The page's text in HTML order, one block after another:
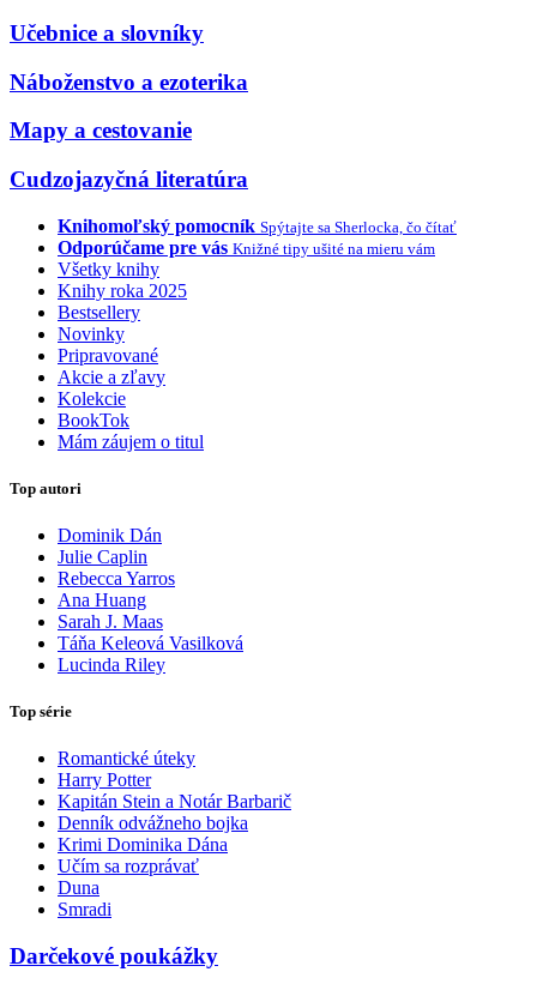
Učebnice a slovníky
Náboženstvo a ezoterika
Mapy a cestovanie
Cudzojazyčná literatúra
Knihomoľský pomocník Spýtajte sa Sherlocka, čo čítať
Odporúčame pre vás Knižné tipy ušité na mieru vám
Všetky knihy
Knihy roka 2025
Bestsellery
Novinky
Pripravované
Akcie a zľavy
Kolekcie
BookTok
Mám záujem o titul
Top autori
Dominik Dán
Julie Caplin
Rebecca Yarros
Ana Huang
Sarah J. Maas
Táňa Keleová Vasilková
Lucinda Riley
Top série
Romantické úteky
Harry Potter
Kapitán Stein a Notár Barbarič
Denník odvážneho bojka
Krimi Dominika Dána
Učím sa rozprávať
Duna
Smradi
Darčekové poukážky